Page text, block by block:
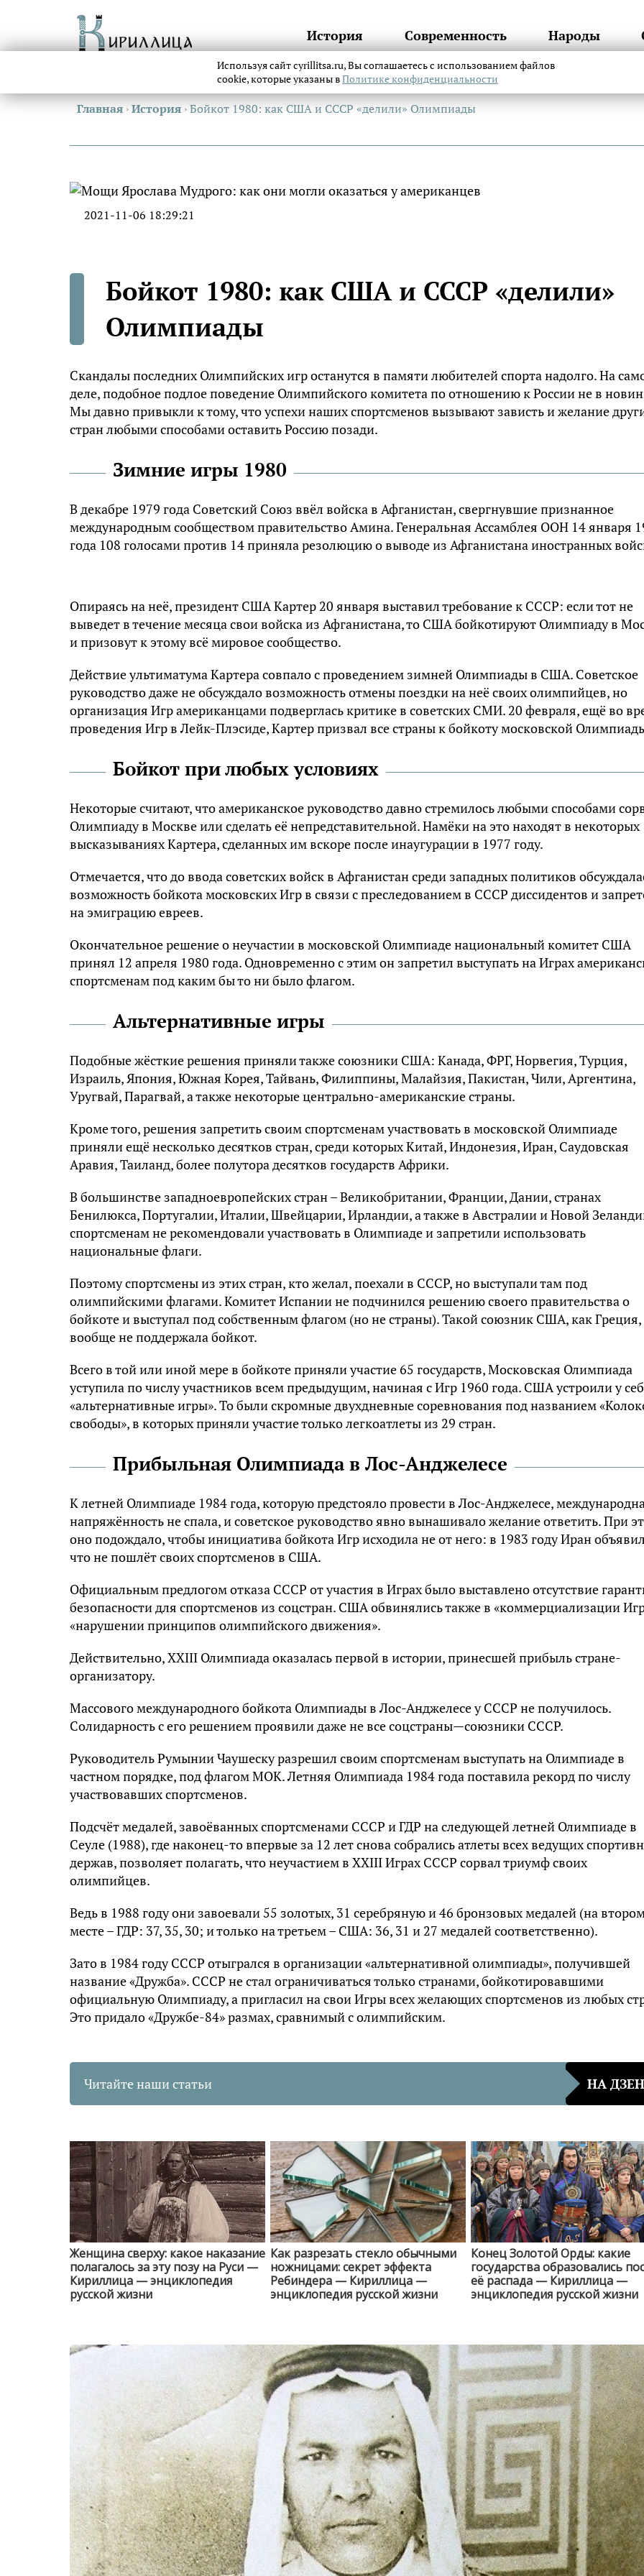
История Современность Народы
Главная ›История ›Бойкот 1980: как США и СССР «делили» Олимпиады
2021-11-06 18:29:21
Бойкот 1980: как США и СССР «делили»
Олимпиады
Скандалы последних Олимпийских игр останутся в памяти любителей спорта надолго. На
деле, подобное подлое поведение Олимпийского комитета по отношению к России не в
Мы давно привыкли к тому, что успехи наших спортсменов вызывают зависть и желание
стран любыми способами оставить Россию позади.
Зимние игры 1980
В декабре 1979 года Советский Союз ввёл войска в Афганистан, свергнувшие признанное
международным сообществом правительство Амина. Генеральная Ассамблея ООН 14 января
года 108 голосами против 14 приняла резолюцию о выводе из Афганистана иностранных
Опираясь на неё, президент США Картер 20 января выставил требование к СССР: если тот не
выведет в течение месяца свои войска из Афганистана, то США бойкотируют Олимпиаду в
и призовут к этому всё мировое сообщество.
Действие ультиматума Картера совпало с проведением зимней Олимпиады в США. Советское
руководство даже не обсуждало возможность отмены поездки на неё своих олимпийцев, но
организация Игр американцами подверглась критике в советских СМИ. 20 февраля, ещё во
проведения Игр в Лейк-Плэсиде, Картер призвал все страны к бойкоту московской
Бойкот при любых условиях
Некоторые считают, что американское руководство давно стремилось любыми способами
Олимпиаду в Москве или сделать её непредставительной. Намёки на это находят в некоторых
высказываниях Картера, сделанных им вскоре после инаугурации в 1977 году.
Отмечается, что до ввода советских войск в Афганистан среди западных политиков
возможность бойкота московских Игр в связи с преследованием в СССР диссидентов и
на эмиграцию евреев.
Окончательное решение о неучастии в московской Олимпиаде национальный комитет США
принял 12 апреля 1980 года. Одновременно с этим он запретил выступать на Играх
спортсменам под каким бы то ни было флагом.
Альтернативные игры
Подобные жёсткие решения приняли также союзники США: Канада, ФРГ, Норвегия, Турция,
Израиль, Япония, Южная Корея, Тайвань, Филиппины, Малайзия, Пакистан, Чили, Аргентина,
Уругвай, Парагвай, а также некоторые центрально-американские страны.
Кроме того, решения запретить своим спортсменам участвовать в московской Олимпиаде
приняли ещё несколько десятков стран, среди которых Китай, Индонезия, Иран, Саудовская
Аравия, Таиланд, более полутора десятков государств Африки.
В большинстве западноевропейских стран – Великобритании, Франции, Дании, странах
Бенилюкса, Португалии, Италии, Швейцарии, Ирландии, а также в Австралии и Новой
спортсменам не рекомендовали участвовать в Олимпиаде и запретили использовать
национальные флаги.
Поэтому спортсмены из этих стран, кто желал, поехали в СССР, но выступали там под
олимпийскими флагами. Комитет Испании не подчинился решению своего правительства о
бойкоте и выступал под собственным флагом (но не страны). Такой союзник США, как Греция,
вообще не поддержала бойкот.
Всего в той или иной мере в бойкоте приняли участие 65 государств, Московская Олимпиада
уступила по числу участников всем предыдущим, начиная с Игр 1960 года. США устроили у
«альтернативные игры». То были скромные двухдневные соревнования под названием
свободы», в которых приняли участие только легкоатлеты из 29 стран.
Прибыльная Олимпиада в Лос-Анджелесе
К летней Олимпиаде 1984 года, которую предстояло провести в Лос-Анджелесе,
напряжённость не спала, и советское руководство явно вынашивало желание ответить. При
оно подождало, чтобы инициатива бойкота Игр исходила не от него: в 1983 году Иран
что не пошлёт своих спортсменов в США.
Официальным предлогом отказа СССР от участия в Играх было выставлено отсутствие
безопасности для спортсменов из соцстран. США обвинялись также в «коммерциализации
«нарушении принципов олимпийского движения».
Действительно, XXIII Олимпиада оказалась первой в истории, принесшей прибыль стране-
организатору.
Массового международного бойкота Олимпиады в Лос-Анджелесе у СССР не получилось.
Солидарность с его решением проявили даже не все соцстраны—союзники СССР.
Руководитель Румынии Чаушеску разрешил своим спортсменам выступать на Олимпиаде в
частном порядке, под флагом МОК. Летняя Олимпиада 1984 года поставила рекорд по числу
участвовавших спортсменов.
Подсчёт медалей, завоёванных спортсменами СССР и ГДР на следующей летней Олимпиаде в
Сеуле (1988), где наконец-то впервые за 12 лет снова собрались атлеты всех ведущих
держав, позволяет полагать, что неучастием в XXIII Играх СССР сорвал триумф своих
олимпийцев.
Ведь в 1988 году они завоевали 55 золотых, 31 серебряную и 46 бронзовых медалей (на
месте – ГДР: 37, 35, 30; и только на третьем – США: 36, 31 и 27 медалей соответственно).
Зато в 1984 году СССР отыгрался в организации «альтернативной олимпиады», получившей
название «Дружба». СССР не стал ограничиваться только странами, бойкотировавшими
официальную Олимпиаду, а пригласил на свои Игры всех желающих спортсменов из любых
Это придало «Дружбе-84» размах, сравнимый с олимпийским.
Читайте наши статьи НА ДЗЕН
Женщина сверху: какое наказание
полагалось за эту позу на Руси —
Кириллица — энциклопедия
русской жизни
Как разрезать стекло обычными
ножницами: секрет эффекта
Ребиндера — Кириллица —
энциклопедия русской жизни
Конец Золотой Орды: какие
государства образовались
её распада — Кириллица —
энциклопедия русской жизни
Используя сайт cyrillitsa.ru, Вы соглашаетесь с использованием файлов
cookie, которые указаны вПолитике конфиденциальности